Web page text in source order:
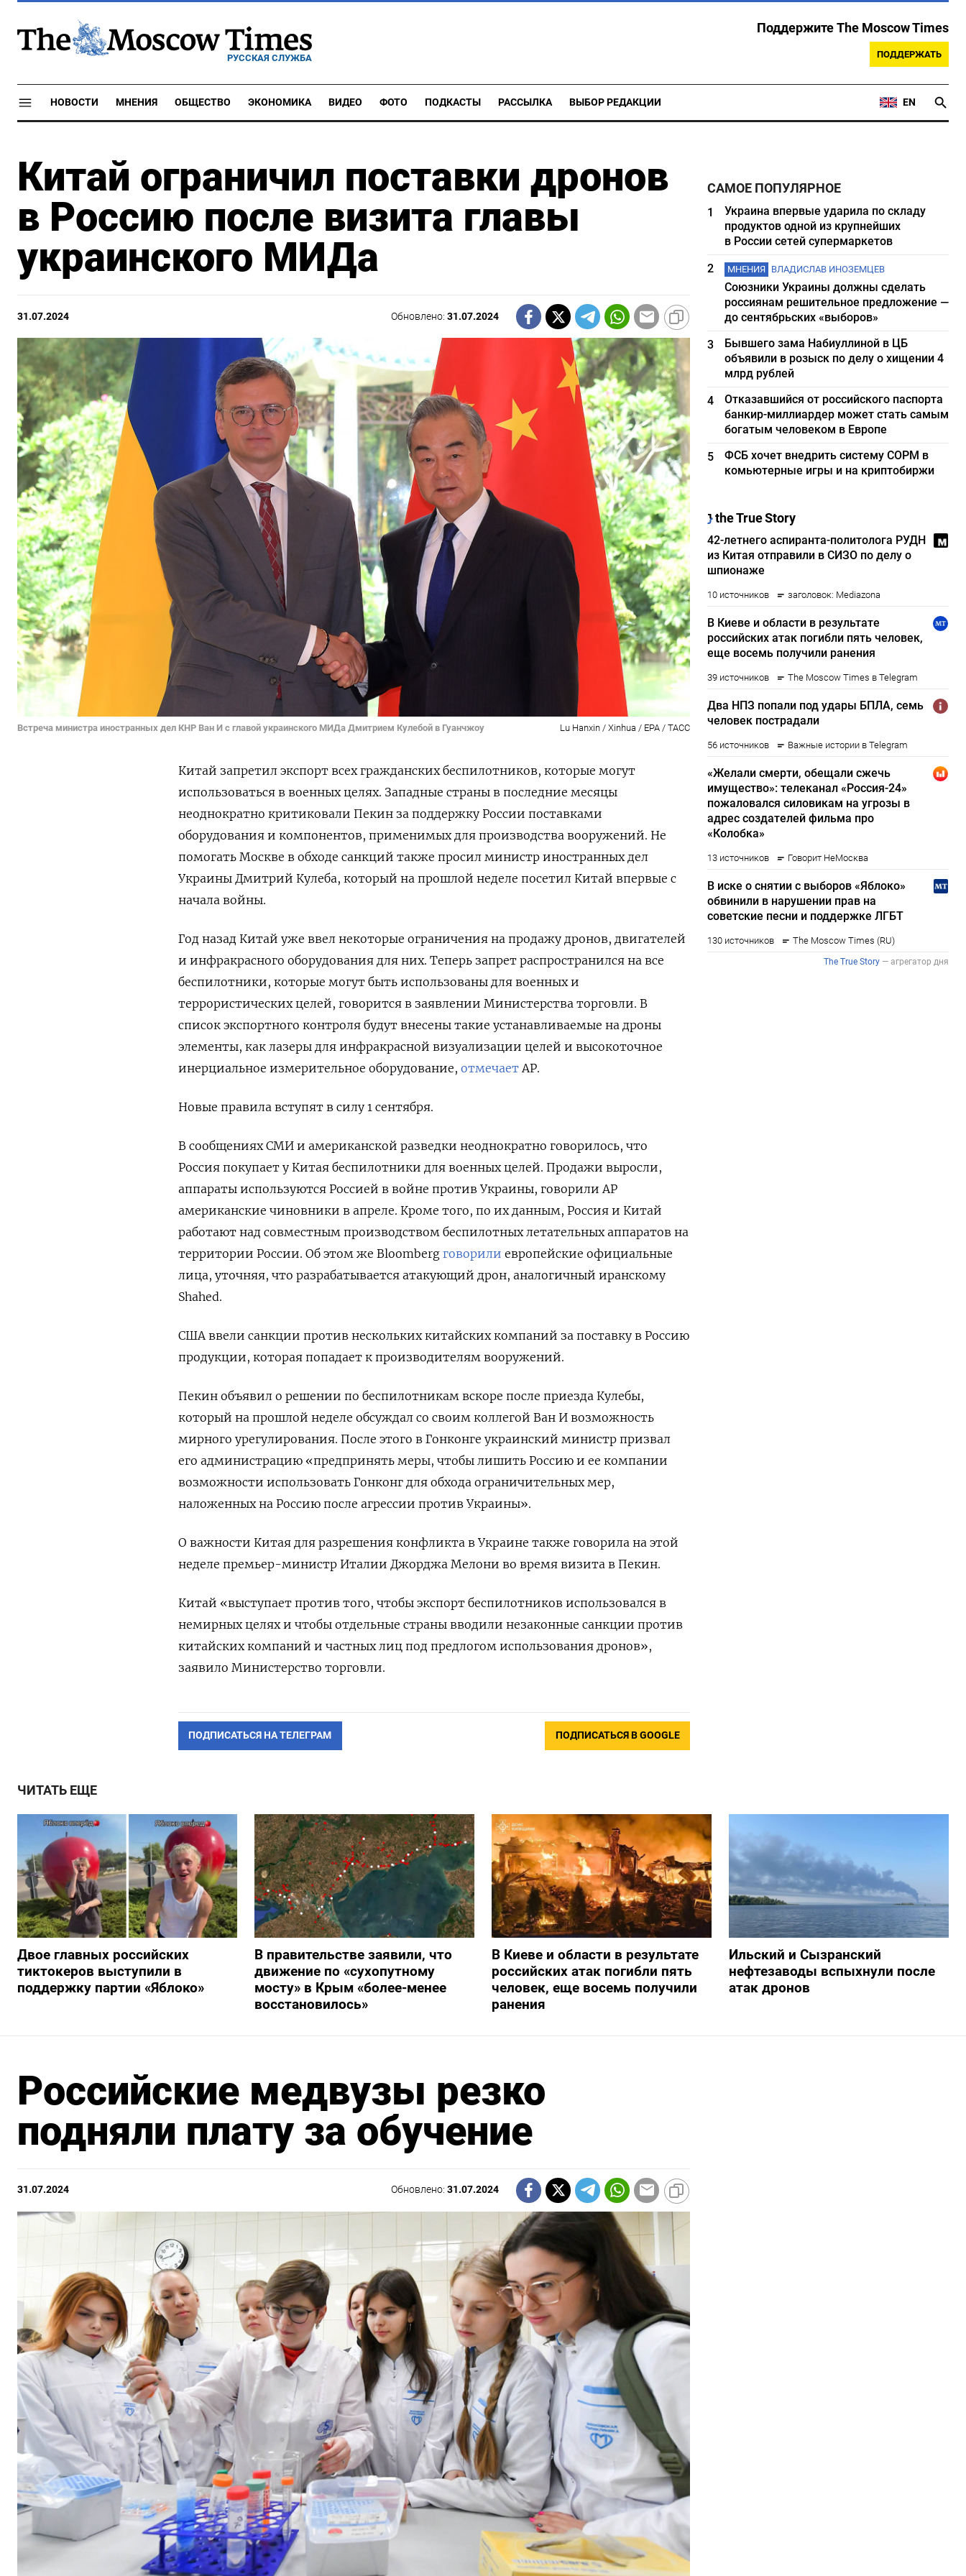
РУССКАЯ СЛУЖБА
Поддержите The Moscow Times
ПОДДЕРЖАТЬ
НОВОСТИ МНЕНИЯ ОБЩЕСТВО ЭКОНОМИКА ВИДЕО ФОТО ПОДКАСТЫ РАССЫЛКА ВЫБОР РЕДАКЦИИ EN
Китай ограничил поставки дронов
в Россию после визита главы
украинского МИДа
31.07.2024 Обновлено:31.07.2024
Встреча министра иностранных дел КНР Ван И с главой украинского МИДа Дмитрием Кулебой в Гуанчжоу Lu Hanxin / Xinhua / EPA / ТАСС
Китай запретил экспорт всех гражданских беспилотников, которые могут
использоваться в военных целях. Западные страны в последние месяцы
неоднократно критиковали Пекин за поддержку России поставками
оборудования и компонентов, применимых для производства вооружений. Не
помогать Москве в обходе санкций также просил министр иностранных дел
Украины Дмитрий Кулеба, который на прошлой неделе посетил Китай впервые с
начала войны.
Год назад Китай уже ввел некоторые ограничения на продажу дронов, двигателей
и инфракрасного оборудования для них. Теперь запрет распространился на все
беспилотники, которые могут быть использованы для военных и
террористических целей, говорится в заявлении Министерства торговли. В
список экспортного контроля будут внесены такие устанавливаемые на дроны
элементы, как лазеры для инфракрасной визуализации целей и высокоточное
инерциальное измерительное оборудование, отмечает AP.
Новые правила вступят в силу 1 сентября.
В сообщениях СМИ и американской разведки неоднократно говорилось, что
Россия покупает у Китая беспилотники для военных целей. Продажи выросли,
аппараты используются Россией в войне против Украины, говорили AP
американские чиновники в апреле. Кроме того, по их данным, Россия и Китай
работают над совместным производством беспилотных летательных аппаратов на
территории России. Об этом же Bloomberg говорили европейские официальные
лица, уточняя, что разрабатывается атакующий дрон, аналогичный иранскому
Shahed.
США ввели санкции против нескольких китайских компаний за поставку в Россию
продукции, которая попадает к производителям вооружений.
Пекин объявил о решении по беспилотникам вскоре после приезда Кулебы,
который на прошлой неделе обсуждал со своим коллегой Ван И возможность
мирного урегулирования. После этого в Гонконге украинский министр призвал
его администрацию «предпринять меры, чтобы лишить Россию и ее компании
возможности использовать Гонконг для обхода ограничительных мер,
наложенных на Россию после агрессии против Украины».
О важности Китая для разрешения конфликта в Украине также говорила на этой
неделе премьер-министр Италии Джорджа Мелони во время визита в Пекин.
Китай «выступает против того, чтобы экспорт беспилотников использовался в
немирных целях и чтобы отдельные страны вводили незаконные санкции против
китайских компаний и частных лиц под предлогом использования дронов»,
заявило Министерство торговли.
ПОДПИСАТЬСЯ НА ТЕЛЕГРАМ ПОДПИСАТЬСЯ В GOOGLE
САМОЕ ПОПУЛЯРНОЕ
1
Украина впервые ударила по складу
продуктов одной из крупнейших
в России сетей супермаркетов
2
МНЕНИЯ ВЛАДИСЛАВ ИНОЗЕМЦЕВ
Союзники Украины должны сделать
россиянам решительное предложение —
до сентябрьских «выборов»
3
Бывшего зама Набиуллиной в ЦБ
объявили в розыск по делу о хищении 4
млрд рублей
4
Отказавшийся от российского паспорта
банкир-миллиардер может стать самым
богатым человеком в Европе
5
ФСБ хочет внедрить систему СОРМ в
комьютерные игры и на криптобиржи
ЧИТАТЬ ЕЩЕ
Двое главных российских
тиктокеров выступили в
поддержку партии «Яблоко»
В правительстве заявили, что
движение по «сухопутному
мосту» в Крым «более-менее
восстановилось»
В Киеве и области в результате
российских атак погибли пять
человек, еще восемь получили
ранения
Ильский и Сызранский
нефтезаводы вспыхнули после
атак дронов
Российские медвузы резко
подняли плату за обучение
31.07.2024 Обновлено:31.07.2024